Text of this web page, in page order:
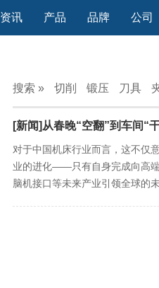
资讯 产品 品牌 公司
搜索 » 切削 锻压 刀具
[新闻]从春晚“空翻”到车间“
对于中国机床行业而言，这不仅
业的进化——只有自身完成向高
脑机接口等未来产业引领全球的